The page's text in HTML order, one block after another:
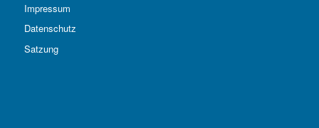
Impressum
Datenschutz
Satzung